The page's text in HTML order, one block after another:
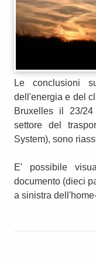
Le conclusioni
dell'energia e del
Bruxelles il 23/
settore del
System), sono
E' possibile
documento (dieci
a sinistra